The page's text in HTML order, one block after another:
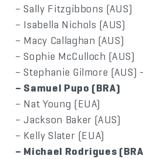
– Sally Fitzgibbons (AUS)
– Isabella Nichols (AUS)
– Macy Callaghan (AUS)
– Sophie McCulloch (AUS)
– Stephanie Gilmore (AUS)
– Samuel Pupo (BRA)
– Nat Young (EUA)
– Jackson Baker (AUS)
– Kelly Slater (EUA)
– Michael Rodrigues